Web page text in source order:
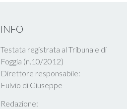
INFO
Testata registrata al Tribunale di
Foggia (n.10/2012)
Direttore responsabile:
Fulvio di Giuseppe
Redazione: